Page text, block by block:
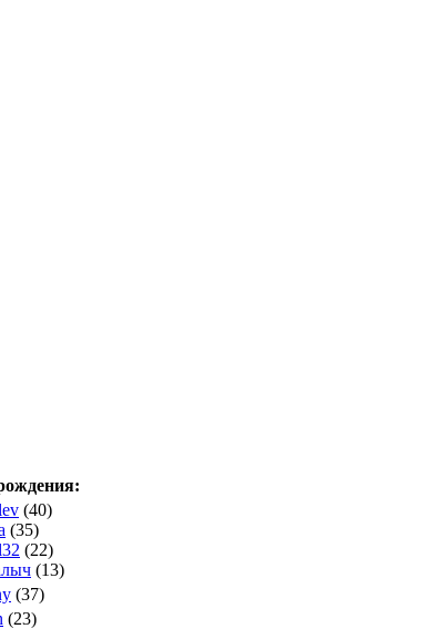
(40)
(35)
(22)
(13)
(37)
(23)